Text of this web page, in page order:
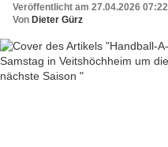
Veröffentlicht am 27.04.2026 07:22
Von Dieter Gürz